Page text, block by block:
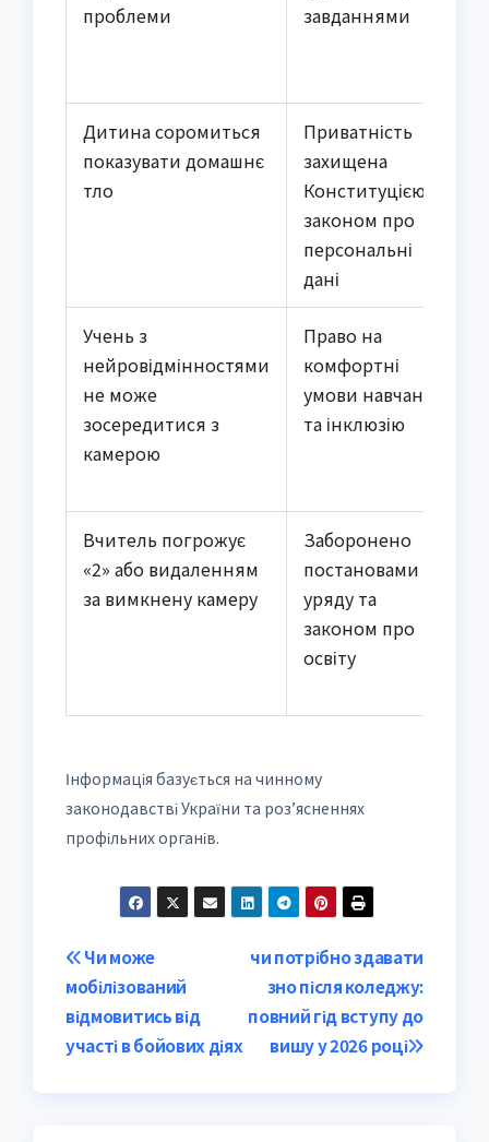
проблеми
завданнями
Дитина соромиться
показувати домашнє
тло
Приватність
захищена
Конституцією та
законом про
персональні
дані
Учень з
нейровідмінностями
не може
зосередитися з
камерою
Право на
комфортні
умови навчання
та інклюзію
Вчитель погрожує
«2» або видаленням
за вимкнену камеру
Заборонено
постановами
уряду та
законом про
освіту
Інформація базується на чинному
законодавстві України та роз’ясненнях
профільних органів.
Post
navigation
чи потрібно здавати
зно після коледжу:
повний гід вступу до
вишу у 2026 році
Чи може
мобілізований
відмовитись від
участі в бойових діях